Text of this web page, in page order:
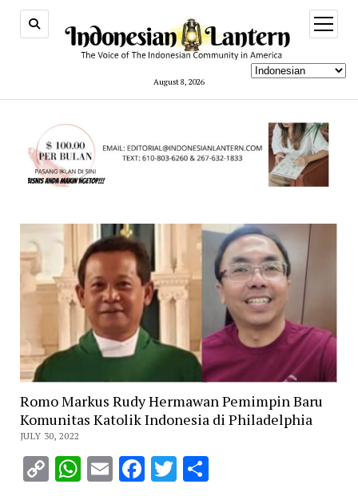
August 8, 2026
open
menu
Romo Markus Rudy Hermawan Pemimpin Baru
Komunitas Katolik Indonesia di Philadelphia
JULY 30, 2022
CopyWhatsApp
EmailFacebook
Twitter
Share